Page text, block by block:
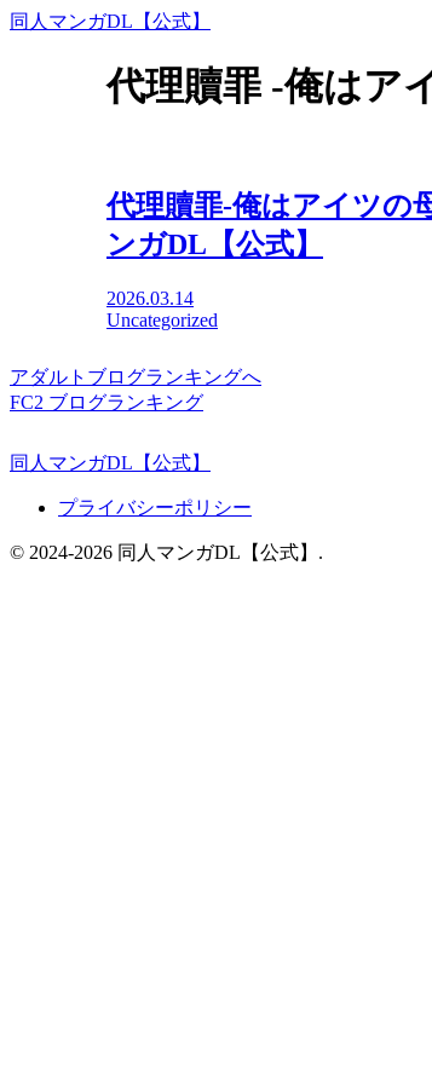
同人マンガDL【公式】
代理贖罪 -俺はア
代理贖罪-俺はアイツの
ンガDL【公式】
2026.03.14
Uncategorized
アダルトブログランキングへ
FC2 ブログランキング
同人マンガDL【公式】
プライバシーポリシー
© 2024-2026 同人マンガDL【公式】.